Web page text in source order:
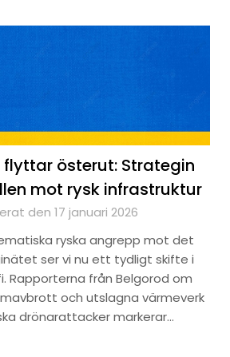
flyttar österut: Strategin
mot rysk infrastruktur
den 17 januari 2026
ryska angrepp mot det
ser vi nu ett tydligt skifte i
Rapporterna från Belgorod om
och utslagna värmeverk
drönarattacker markerar…